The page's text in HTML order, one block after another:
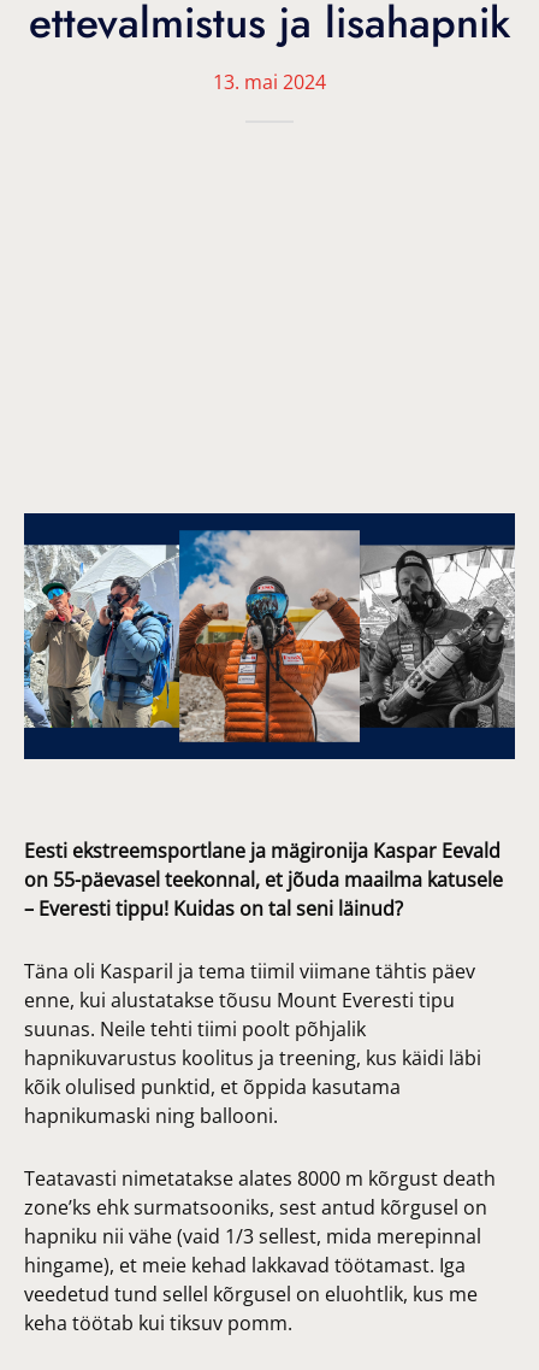
ettevalmistus ja lisahapnik
13. mai 2024
Eesti ekstreemsportlane ja mägironija Kaspar Eevald
on 55-päevasel teekonnal, et jõuda maailma katusele
– Everesti tippu! Kuidas on tal seni läinud?
Täna oli Kasparil ja tema tiimil viimane tähtis päev
enne, kui alustatakse tõusu Mount Everesti tipu
suunas. Neile tehti tiimi poolt põhjalik
hapnikuvarustus koolitus ja treening, kus käidi läbi
kõik olulised punktid, et õppida kasutama
hapnikumaski ning ballooni.
Teatavasti nimetatakse alates 8000 m kõrgust death
zone’ks ehk surmatsooniks, sest antud kõrgusel on
hapniku nii vähe (vaid 1/3 sellest, mida merepinnal
hingame), et meie kehad lakkavad töötamast. Iga
veedetud tund sellel kõrgusel on eluohtlik, kus me
keha töötab kui tiksuv pomm.